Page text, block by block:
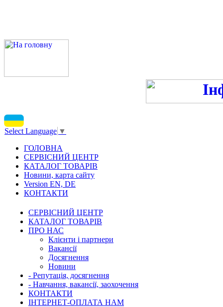
Select Language ▼
ГОЛОВНА
СЕРВІСНИЙ ЦЕНТР
КАТАЛОГ ТОВАРІВ
Новини, карта сайту
Version EN, DE
КОНТАКТИ
СЕРВІСНИЙ ЦЕНТР
КАТАЛОГ ТОВАРІВ
ПРО НАС
Клієнти і партнери
Вакансії
Досягнення
Новини
- Репутація, досягнення
- Навчання, вакансії, заохочення
КОНТАКТИ
ІНТЕРНЕТ-ОПЛАТА НАМ